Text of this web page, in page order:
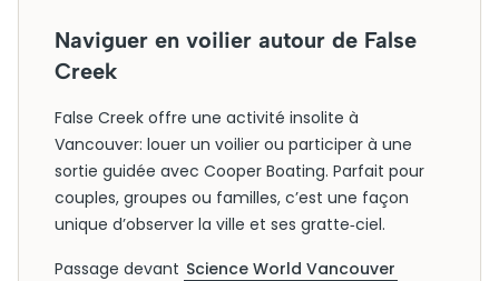
Naviguer en voilier autour de False
Creek
False Creek offre une activité insolite à
Vancouver: louer un voilier ou participer à une
sortie guidée avec Cooper Boating. Parfait pour
couples, groupes ou familles, c’est une façon
unique d’observer la ville et ses gratte‑ciel.
Passage devant Science World Vancouver